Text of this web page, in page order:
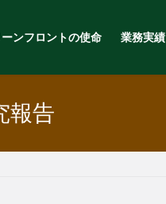
ンフロントの使命 業務実績
報告